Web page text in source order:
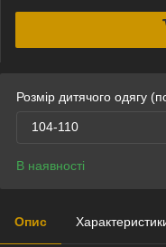
Розмір дитячого одягу
104-110
В наявності
Опис